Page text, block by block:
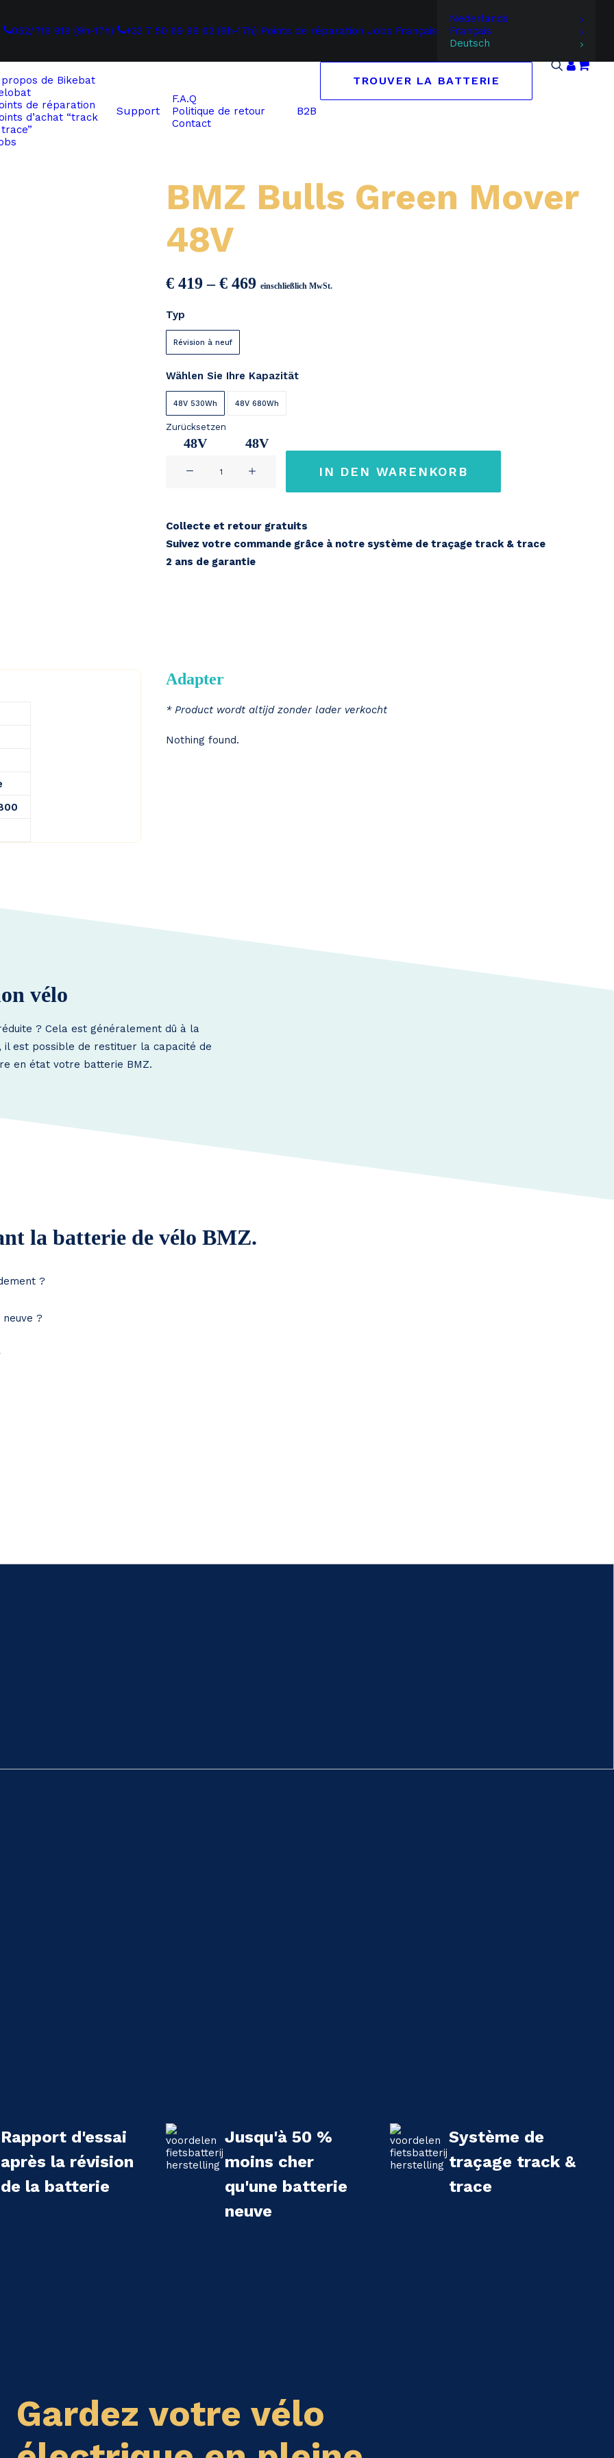
052/719 919 (9h-17h) +33 7 50 69 99 62 (9h-17h) Points de réparation Jobs Français
Nederlands
Français
Deutsch
propos de Bikebat
de réparation
d’achat “track
Support
F.A.Q
Politique de retour
Contact
B2B
TROUVER LA BATTERIE
BMZ Bulls Green Mover
48V
€ 419 –€ 469Preisspanne:
einschließlich MwSt.
Typ
Révision à neuf
Wählen Sie Ihre Kapazität
48V 530Wh
48V
48V 680Wh
48V
14,2Ah
Zurücksetzen
IN DEN WARENKORB
Collecte et retour gratuits
Suivez votre commande grâce à notre système de traçage track & trace
2 ans de garantie
Adapter
* Product wordt altijd zonder lader verkocht
Nothing found.
vélo
? Cela est généralement dû à la
est possible de restituer la capacité de
en état votre batterie BMZ.
la batterie de vélo BMZ.
?
?
Rapport d'essai
après la révision
de la batterie
Jusqu'à 50 %
moins cher
qu'une batterie
neuve
Système de
traçage track &
trace
Gardez votre vélo